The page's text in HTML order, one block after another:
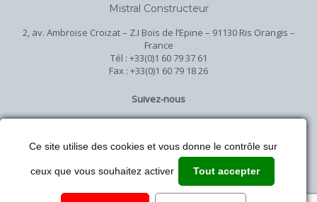
Mistral Constructeur
2, av. Ambroise Croizat – Z.I Bois de l’Epine – 91130 Ris Orangis –
France
Tél : +33(0)1 60 79 37 61
Fax : +33(0)1 60 79 18 26
Suivez-nous
Ce site utilise des cookies et vous donne le contrôle sur
ceux que vous souhaitez activer Tout accepter